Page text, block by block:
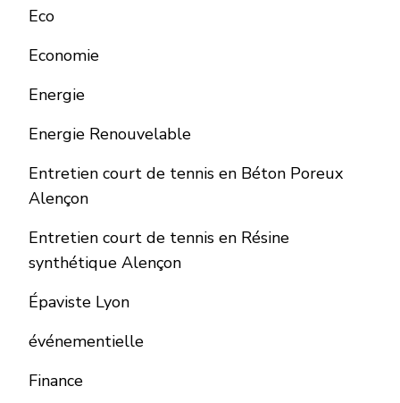
Eco
Economie
Energie
Energie Renouvelable
Entretien court de tennis en Béton Poreux
Alençon
Entretien court de tennis en Résine
synthétique Alençon
Épaviste Lyon
événementielle
Finance